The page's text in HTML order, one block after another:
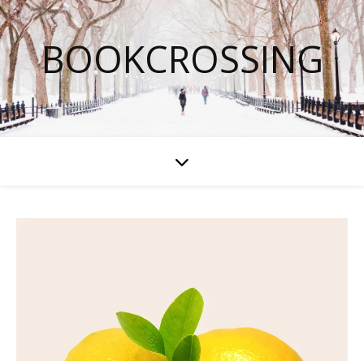
BOOKCROSSING